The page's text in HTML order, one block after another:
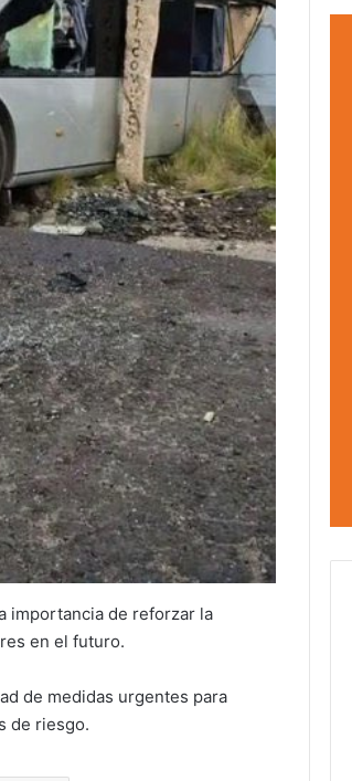
importancia de reforzar la
en el futuro.
de medidas urgentes para
de riesgo.